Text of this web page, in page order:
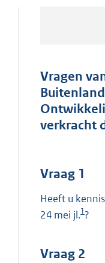
Vragen
verkracht
Vraag 1
Heeft u
24 mei jl.1?
Vraag 2